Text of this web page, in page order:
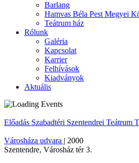
Barlang
Hamvas Béla Pest Megyei
Teátrum ház
Rólunk
Galéria
Kapcsolat
Karrier
Felhívások
Kiadványok
Aktuális
Előadás Szabadtéri Szentendrei Teátrum
Városháza udvara | 2000
Szentendre, Városház tér 3.